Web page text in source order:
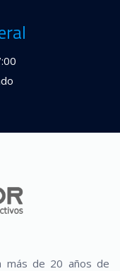
más de 20 años de